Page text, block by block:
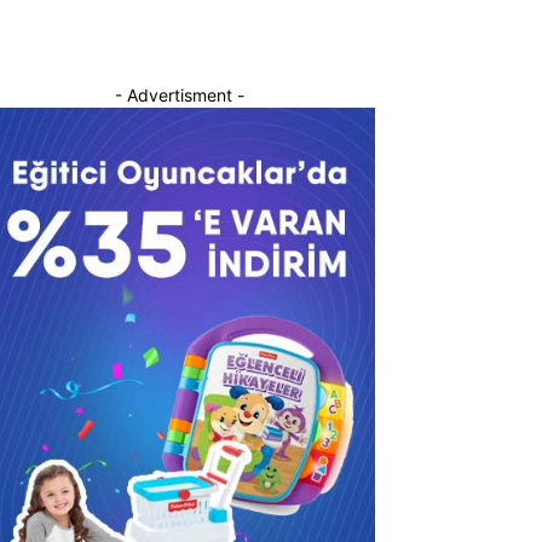
- Advertisment -